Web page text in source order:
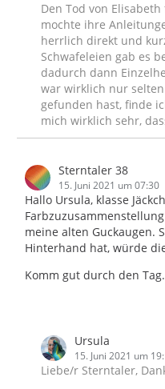
Den Tod von
mochte ihre
herrlich direkt und
Schwafeleien gab es
dadurch dann
war wirklich nur
gefunden hast, finde
mich wirklich sehr,
Sterntaler 38
15. Juni 2021 um 07:30
Hallo Ursula, klasse
meine alten Guckaugen.
Hinterhand hat, würde
Komm gut durch den Tag.
Ursula
15. Juni 2021 um
Liebe/r Sterntaler,